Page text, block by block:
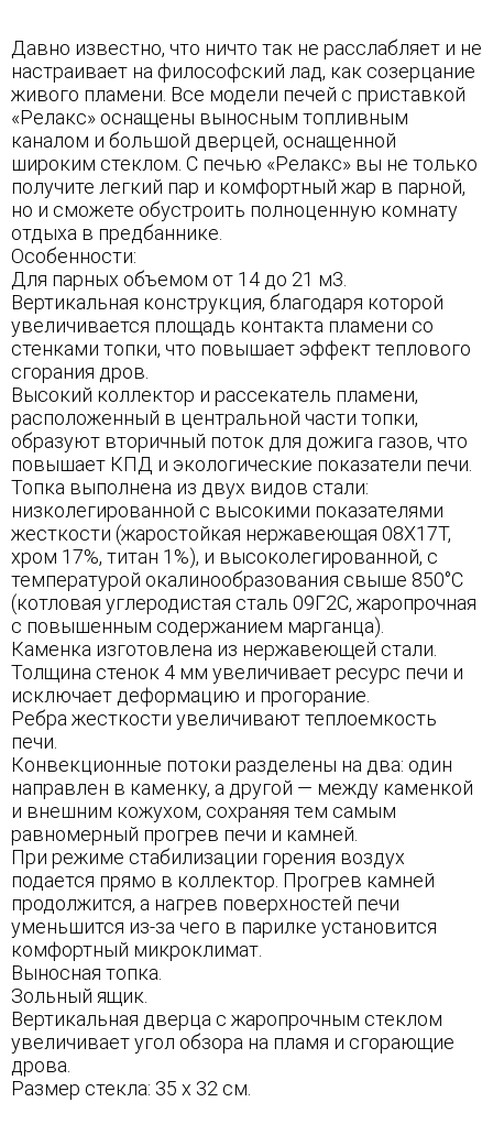
Давно известно, что ничто так не расслабляет и не
настраивает на философский лад, как созерцание
живого пламени. Все модели печей с приставкой
«Релакс» оснащены выносным топливным
каналом и большой дверцей, оснащенной
широким стеклом. С печью «Релакс» вы не только
получите легкий пар и комфортный жар в парной,
но и сможете обустроить полноценную комнату
отдыха в предбаннике.
Особенности:
Для парных объемом от 14 до 21 м3.
Вертикальная конструкция, благодаря которой
увеличивается площадь контакта пламени со
стенками топки, что повышает эффект теплового
сгорания дров.
Высокий коллектор и рассекатель пламени,
расположенный в центральной части топки,
образуют вторичный поток для дожига газов, что
повышает КПД и экологические показатели печи.
Топка выполнена из двух видов стали:
низколегированной с высокими показателями
жесткости (жаростойкая нержавеющая 08Х17Т,
хром 17%, титан 1%), и высоколегированной, с
температурой окалинообразования свыше 850°С
(котловая углеродистая сталь 09Г2С, жаропрочная
с повышенным содержанием марганца).
Каменка изготовлена из нержавеющей стали.
Толщина стенок 4 мм увеличивает ресурс печи и
исключает деформацию и прогорание.
Ребра жесткости увеличивают теплоемкость
печи.
Конвекционные потоки разделены на два: один
направлен в каменку, а другой — между каменкой
и внешним кожухом, сохраняя тем самым
равномерный прогрев печи и камней.
При режиме стабилизации горения воздух
подается прямо в коллектор. Прогрев камней
продолжится, а нагрев поверхностей печи
уменьшится из-за чего в парилке установится
комфортный микроклимат.
Выносная топка.
Зольный ящик.
Вертикальная дверца с жаропрочным стеклом
увеличивает угол обзора на пламя и сгорающие
дрова.
Размер стекла: 35 х 32 см.